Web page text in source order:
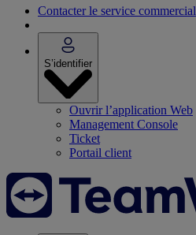
Contacter le service commercial
S’identifier
Ouvrir l’application Web
Management Console
Ticket
Portail client